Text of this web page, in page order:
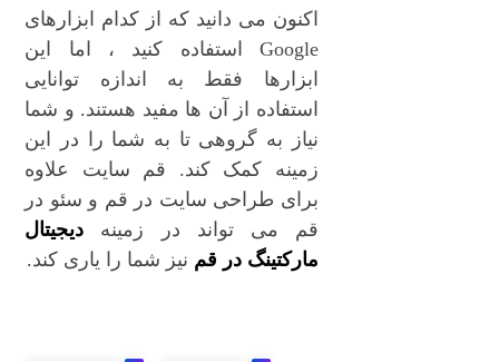
اکنون می دانید که از کدام ابزارهای
Google استفاده کنید ، اما این
ابزارها فقط به اندازه توانایی
استفاده از آن ها مفید هستند. و شما
نیاز به گروهی تا به شما را در این
زمینه کمک کند. قم سایت علاوه
برای طراحی سایت در قم و سئو در
قم می تواند در زمینه دیجیتال
مارکتینگ در قم نیز شما را یاری کند.